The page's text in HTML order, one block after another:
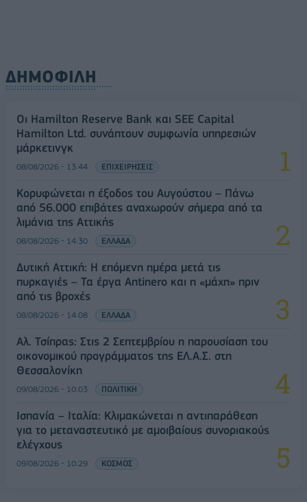
ΔΗΜΟΦΙΛΗ
Οι Hamilton Reserve Bank και SEE Capital
Hamilton Ltd. συνάπτουν συμφωνία υπηρεσιών
μάρκετινγκ
08/08/2026 - 13:44 ΕΠΙΧΕΙΡΗΣΕΙΣ
Κορυφώνεται η έξοδος του Αυγούστου – Πάνω
από 56.000 επιβάτες αναχωρούν σήμερα από τα
λιμάνια της Αττικής
08/08/2026 - 14:30 ΕΛΛΑΔΑ
Δυτική Αττική: Η επόμενη ημέρα μετά τις
πυρκαγιές – Τα έργα Antinero και η «μάχη» πριν
από τις βροχές
08/08/2026 - 14:08 ΕΛΛΑΔΑ
Αλ. Τσίπρας: Στις 2 Σεπτεμβρίου η παρουσίαση του
οικονομικού προγράμματος της ΕΛ.Α.Σ. στη
Θεσσαλονίκη
09/08/2026 - 10:03 ΠΟΛΙΤΙΚΗ
Ισπανία – Ιταλία: Κλιμακώνεται η αντιπαράθεση
για το μεταναστευτικό με αμοιβαίους συνοριακούς
ελέγχους
09/08/2026 - 10:29 ΚΟΣΜΟΣ